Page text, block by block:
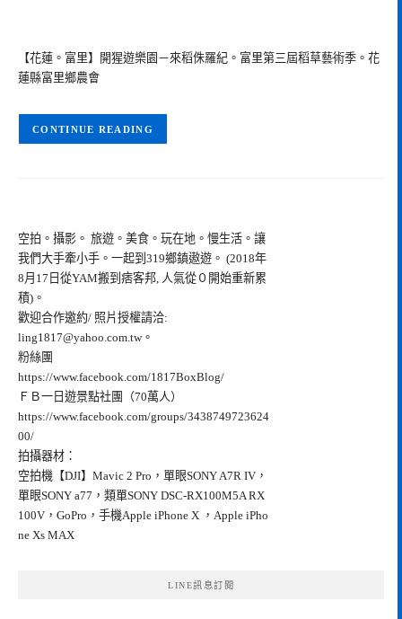
【花蓮。富里】開猩遊樂園－來稻侏羅紀。富里第三屆稻草藝術季。花
蓮縣富里鄉農會
CONTINUE READING
空拍。攝影。 旅遊。美食。玩在地。慢生活。讓
我們大手牽小手。一起到319鄉鎮遨遊。 (2018年
8月17日從YAM搬到痞客邦, 人氣從０開始重新累
積)。
歡迎合作邀約/ 照片授權請洽:
ling1817@yahoo.com.tw。
粉絲團
https://www.facebook.com/1817BoxBlog/
ＦＢ一日遊景點社團（70萬人）
https://www.facebook.com/groups/3438749723624
00/
拍攝器材：
空拍機【DJI】Mavic 2 Pro，單眼SONY A7R IV，
單眼SONY a77，類單SONY DSC-RX100M5A RX
100V，GoPro，手機Apple iPhone X ，Apple iPho
ne Xs MAX
LINE訊息訂閱